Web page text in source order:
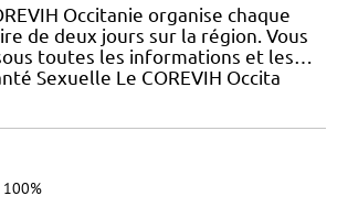
Occitanie organise chaque
de deux jours sur la région. Vous
toutes les informations et les…
Sexuelle Le COREVIH Occita
100%